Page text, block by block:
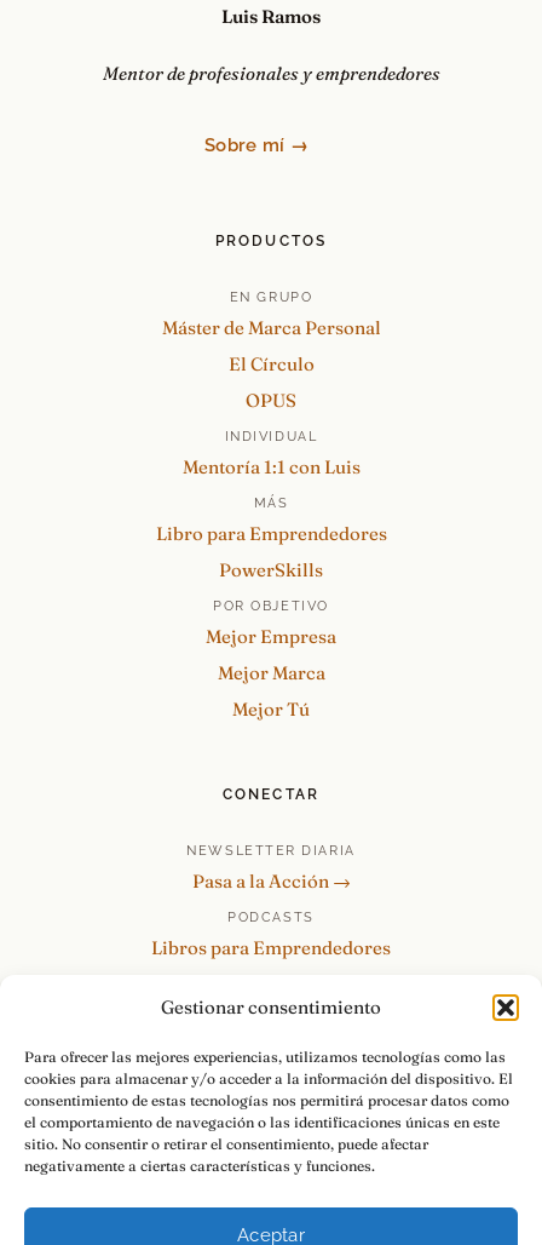
Gestionar consentimiento
Para ofrecer las mejores experiencias, utilizamos tecnologías como las
cookies para almacenar y/o acceder a la información del dispositivo. El
consentimiento de estas tecnologías nos permitirá procesar datos como
el comportamiento de navegación o las identificaciones únicas en este
sitio. No consentir o retirar el consentimiento, puede afectar
negativamente a ciertas características y funciones.
Aceptar
Luis Ramos
Mentor de profesionales y emprendedores
Sobre mí →
PRODUCTOS
EN GRUPO
Máster de Marca Personal
El Círculo
OPUS
INDIVIDUAL
Mentoría 1:1 con Luis
MÁS
Libro para Emprendedores
PowerSkills
POR OBJETIVO
Mejor Empresa
Mejor Marca
Mejor Tú
CONECTAR
NEWSLETTER DIARIA
Pasa a la Acción →
PODCASTS
Libros para Emprendedores
re:Invéntate / PowerSkills
MENTOR360
HABLAMOS
Contacto y consultas →